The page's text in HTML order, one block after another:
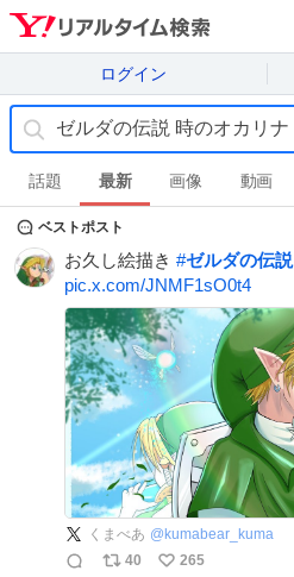
ログイン
話題 最新 画像 動画
ベストポスト
お久し絵描き #ゼルダの伝説
pic.x.com/JNMF1sO0t4
くまべあ @ kumabear_kuma
40
265